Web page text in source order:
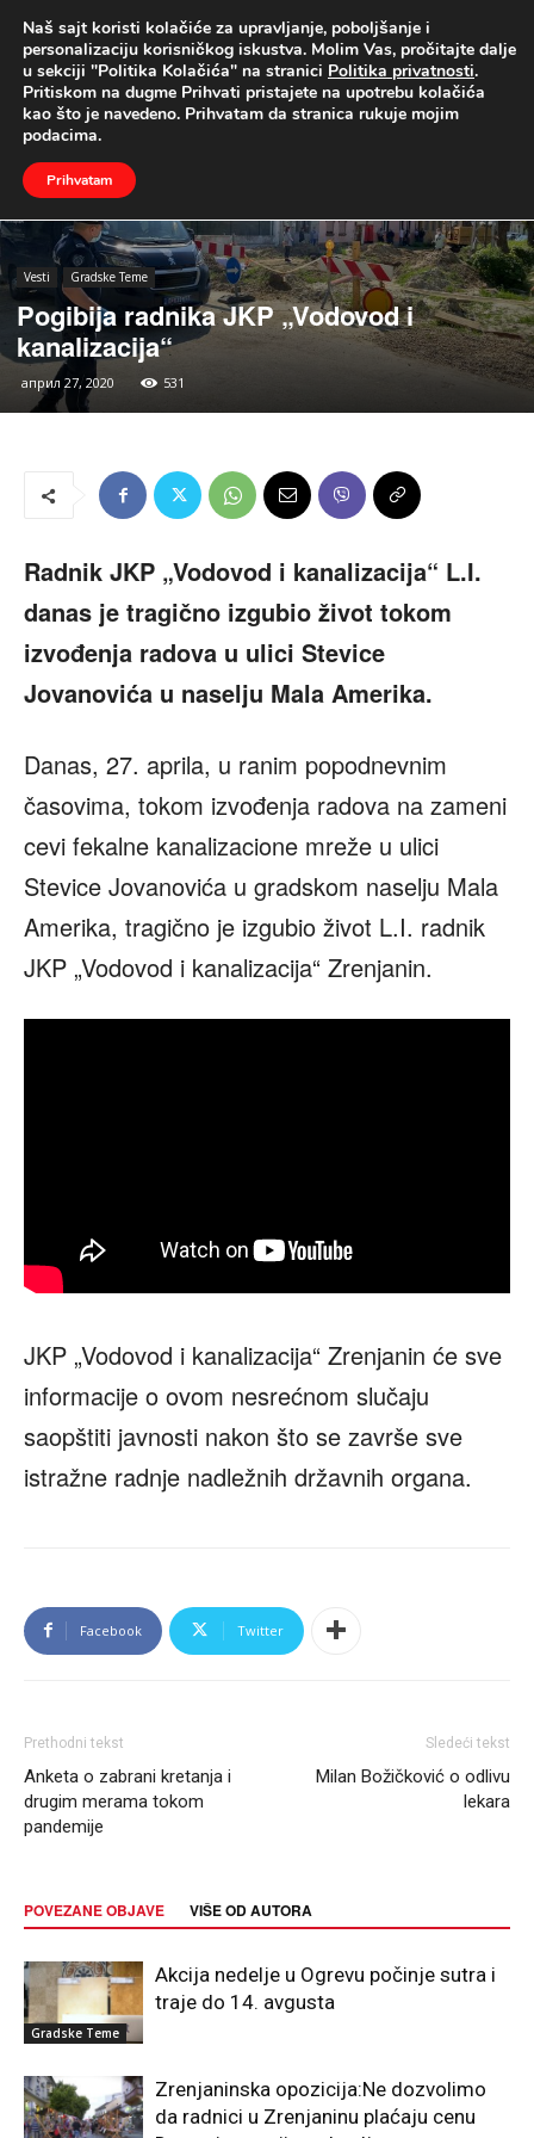
UŽIVO
Naslovna Vesti Gradske Teme
Vesti Gradske Teme
Pogibija radnika JKP „Vodovod i
kanalizacija“
април 27, 2020 531
Radnik JKP „Vodovod i kanalizacija“ L.I.
danas je tragično izgubio život tokom
izvođenja radova u ulici Stevice
Jovanovića u naselju Mala Amerika.
Danas, 27. aprila, u ranim popodnevnim
časovima, tokom izvođenja radova na zameni
cevi fekalne kanalizacione mreže u ulici
Stevice Jovanovića u gradskom naselju Mala
Amerika, tragično je izgubio život L.I. radnik
JKP „Vodovod i kanalizacija“ Zrenjanin.
JKP „Vodovod i kanalizacija“ Zrenjanin će sve
informacije o ovom nesrećnom slučaju
saopštiti javnosti nakon što se završe sve
istražne radnje nadležnih državnih organa.
Facebook Twitter
Prethodni tekst
Anketa o zabrani kretanja i
drugim merama tokom
pandemije
Sledeći tekst
Milan Božičković o odlivu
lekara
POVEZANE OBJAVE VIŠE OD AUTORA
Gradske Teme
Akcija nedelje u Ogrevu počinje sutra i
traje do 14. avgusta
Zrenjaninska opozicija:Ne dozvolimo
da radnici u Zrenjaninu plaćaju cenu
Naš sajt koristi kolačiće za upravljanje, poboljšanje i
personalizaciju korisničkog iskustva. Molim Vas, pročitajte dalje
u sekciji "Politika Kolačića" na stranici Politika privatnosti.
Pritiskom na dugme Prihvati pristajete na upotrebu kolačića
kao što je navedeno. Prihvatam da stranica rukuje mojim
podacima.
Prihvatam